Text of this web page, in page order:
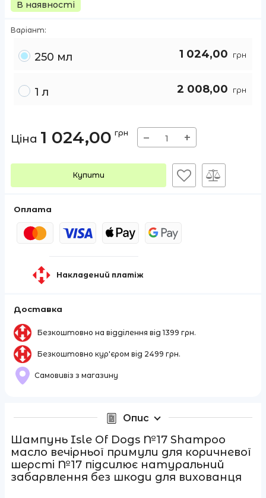
В наявності
Варіант:
250 мл 1 024,00 грн
1 л 2 008,00 грн
Ціна 1 024,00 грн − +
Купити
Оплата
Накладений платіж
Доставка
Безкоштовно на відділення від 1399 грн.
Безкоштовно кур'єром від 2499 грн.
Самовивіз з магазину
Опис
Шампунь Isle Of Dogs №17 Shampoo
масло вечірньої примули для коричневої
шерсті №17 підсилює натуральний
забарвлення без шкоди для вихованця